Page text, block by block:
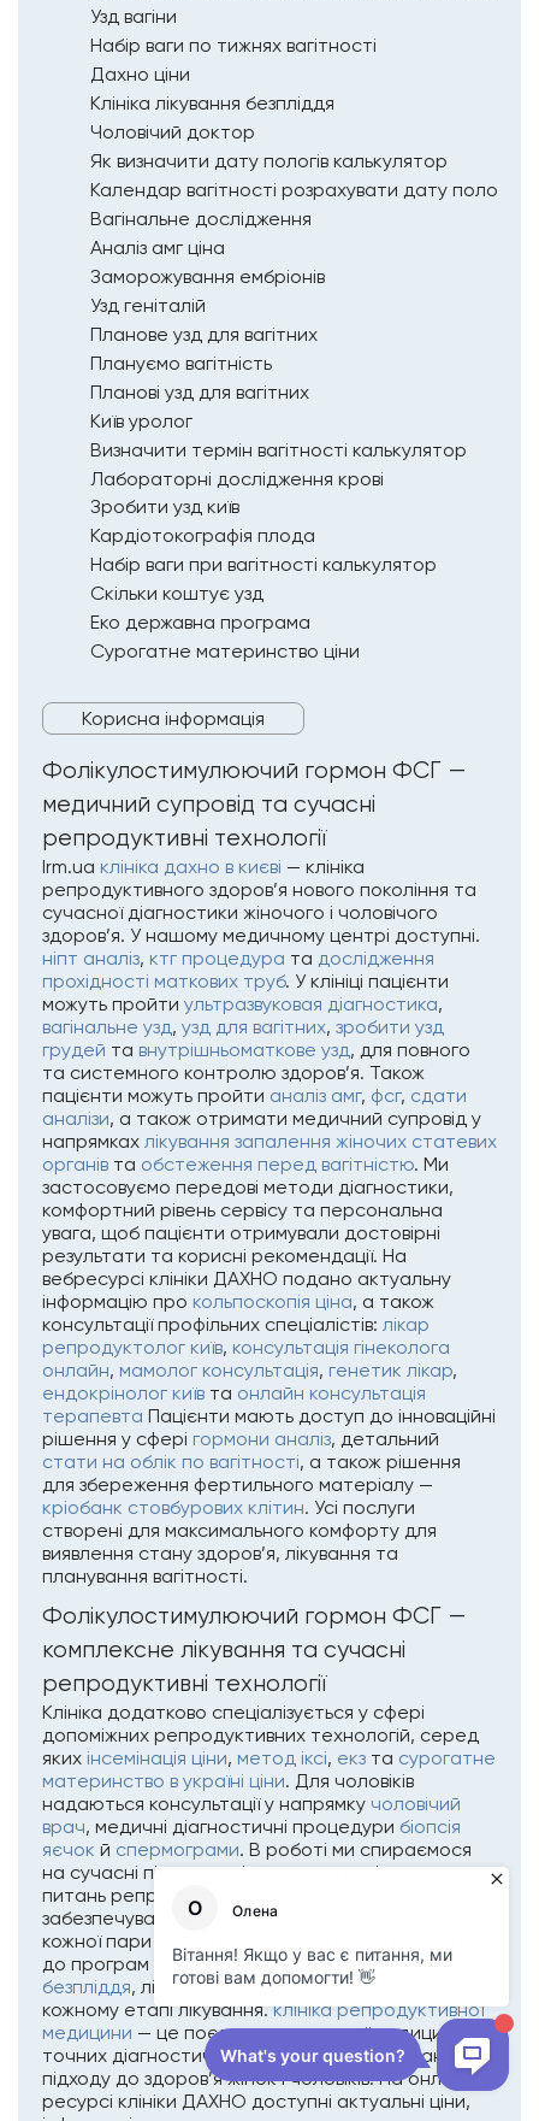
Узд вагіни
Набір ваги по тижнях вагітності
Дахно ціни
Клініка лікування безпліддя
Чоловічий доктор
Як визначити дату пологів калькулятор
Календар вагітності розрахувати дату пологів
Вагінальне дослідження
Аналіз амг ціна
Заморожування ембріонів
Узд геніталій
Планове узд для вагітних
Плануємо вагітність
Планові узд для вагітних
Київ уролог
Визначити термін вагітності калькулятор
Лабораторні дослідження крові
Зробити узд київ
Кардіотокографія плода
Набір ваги при вагітності калькулятор
Скільки коштує узд
Еко державна програма
Сурогатне материнство ціни
Корисна інформація
Фолікулостимулюючий гормон ФСГ —
медичний супровід та сучасні
репродуктивні технології
Irm.ua клініка дахно в києві — клініка
репродуктивного здоров’я нового покоління та
сучасної діагностики жіночого і чоловічого
здоров’я. У нашому медичному центрі доступні.
ніпт аналіз, ктг процедура та дослідження
прохідності маткових труб. У клініці пацієнти
можуть пройти ультразвуковая діагностика,
вагінальне узд, узд для вагітних, зробити узд
грудей та внутрішньоматкове узд, для повного
та системного контролю здоров’я. Також
пацієнти можуть пройти аналіз амг, фсг, сдати
аналізи, а також отримати медичний супровід у
напрямках лікування запалення жіночих статевих
органів та обстеження перед вагітністю. Ми
застосовуємо передові методи діагностики,
комфортний рівень сервісу та персональна
увага, щоб пацієнти отримували достовірні
результати та корисні рекомендації. На
вебресурсі клініки ДАХНО подано актуальну
інформацію про кольпоскопія ціна, а також
консультації профільних спеціалістів: лікар
репродуктолог київ, консультація гінеколога
онлайн, мамолог консультація, генетик лікар,
ендокрінолог київ та онлайн консультація
терапевта Пацієнти мають доступ до інноваційні
рішення у сфері гормони аналіз, детальний
стати на облік по вагітності, а також рішення
для збереження фертильного матеріалу —
кріобанк стовбурових клітин. Усі послуги
створені для максимального комфорту для
виявлення стану здоров’я, лікування та
планування вагітності.
Фолікулостимулюючий гормон ФСГ —
комплексне лікування та сучасні
репродуктивні технології
Клініка додатково спеціалізується у сфері
допоміжних репродуктивних технологій, серед
яких інсемінація ціни, метод іксі, екз та сурогатне
материнство в україні ціни. Для чоловіків
надаються консультації у напрямку чоловічий
врач, медичні діагностичні процедури біопсія
яєчок й спермограми. В роботі ми спираємося
на сучасні підходи, які сприяють вирішенню
питань репродуктивного здоров’я та
забезпечувати підбір програм лікування для
кожної пари Додатково пацієнти мають доступ
до програм
державна програма лікування
безпліддя, лікарська підтримка та консультації на
кожному етапі лікування.клініка репродуктивної
медицини — це поєднання сучасної медицини,
точних діагностичних рішень та інтегрованого
підходу до здоров’я жінок і чоловіків. На онлайн-
ресурсі клініки ДАХНО доступні актуальні ціни,